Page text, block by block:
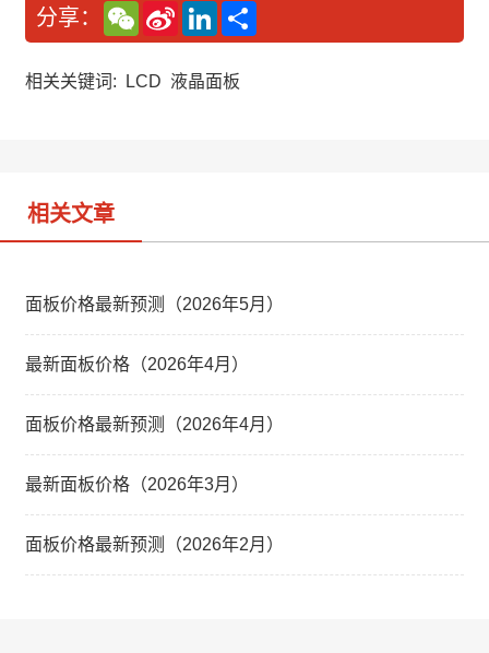
分享：
W
e
C
a
S
n
W
L
n
e
相关关键词: LCD 液晶面板
相关文章
面板价格最新预测（2026年5月）
最新面板价格（2026年4月）
面板价格最新预测（2026年4月）
最新面板价格（2026年3月）
面板价格最新预测（2026年2月）